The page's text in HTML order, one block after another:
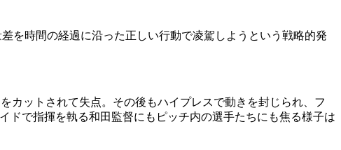
時間の経過に沿った正しい行動で凌駕しようという戦略的発
ットされて失点。その後もハイプレスで動きを封じられ、フ
ドで指揮を執る和田監督にもピッチ内の選手たちにも焦る様子は